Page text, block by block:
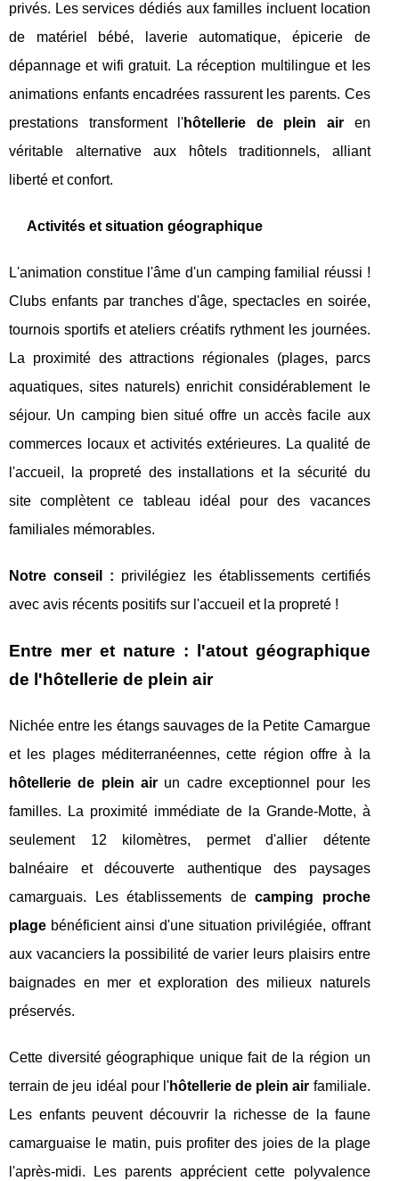
privés. Les services dédiés aux familles incluent location
de matériel bébé, laverie automatique, épicerie de
dépannage et wifi gratuit. La réception multilingue et les
animations enfants encadrées rassurent les parents. Ces
prestations transforment l'hôtellerie de plein air en
véritable alternative aux hôtels traditionnels, alliant
liberté et confort.
Activités et situation géographique
L'animation constitue l'âme d'un camping familial réussi !
Clubs enfants par tranches d'âge, spectacles en soirée,
tournois sportifs et ateliers créatifs rythment les journées.
La proximité des attractions régionales (plages, parcs
aquatiques, sites naturels) enrichit considérablement le
séjour. Un camping bien situé offre un accès facile aux
commerces locaux et activités extérieures. La qualité de
l'accueil, la propreté des installations et la sécurité du
site complètent ce tableau idéal pour des vacances
familiales mémorables.
Notre conseil : privilégiez les établissements certifiés
avec avis récents positifs sur l'accueil et la propreté !
Entre mer et nature : l'atout géographique
de l'hôtellerie de plein air
Nichée entre les étangs sauvages de la Petite Camargue
et les plages méditerranéennes, cette région offre à la
hôtellerie de plein airun cadre exceptionnel pour les
familles. La proximité immédiate de la Grande-Motte, à
seulement 12 kilomètres, permet d'allier détente
balnéaire et découverte authentique des paysages
camarguais. Les établissements decamping proche
plage bénéficient ainsi d'une situation privilégiée, offrant
aux vacanciers la possibilité de varier leurs plaisirs entre
baignades en mer et exploration des milieux naturels
préservés.
Cette diversité géographique unique fait de la région un
terrain de jeu idéal pour l'hôtellerie de plein air familiale.
Les enfants peuvent découvrir la richesse de la faune
camarguaise le matin, puis profiter des joies de la plage
l'après-midi. Les parents apprécient cette polyvalence